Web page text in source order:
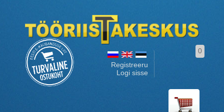
Registreeru
Logi sisse
0